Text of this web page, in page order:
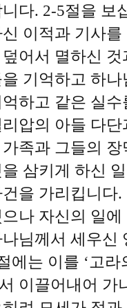
다. 2-5절을 보
이적과 기사
어서 멸하신
기억하고 하
하고 같은 실
압의 아들 다
족과 그들의
을 삼키게 하신
을 가리킵니다
나 자신의 일
님께서 세우신
에는 이를 ‘고
이끌어내어 가